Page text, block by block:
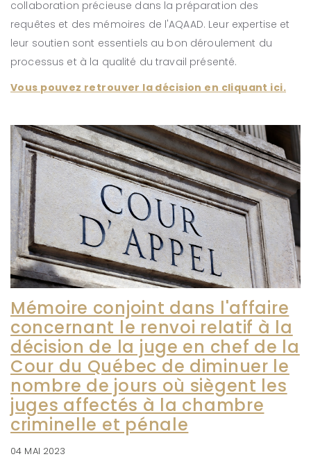
collaboration précieuse dans la préparation des
requêtes et des mémoires de l'AQAAD. Leur expertise et
leur soutien sont essentiels au bon déroulement du
processus et à la qualité du travail présenté.
Vous pouvez retrouver la décision en cliquant ici.
Mémoire conjoint dans l'affaire
concernant le renvoi relatif à la
décision de la juge en chef de la
Cour du Québec de diminuer le
nombre de jours où siègent les
juges affectés à la chambre
criminelle et pénale
04 MAI 2023